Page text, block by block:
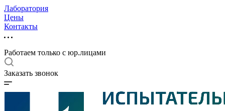
Лаборатория
Цены
Контакты
Работаем только с юр.лицами
Заказать звонок